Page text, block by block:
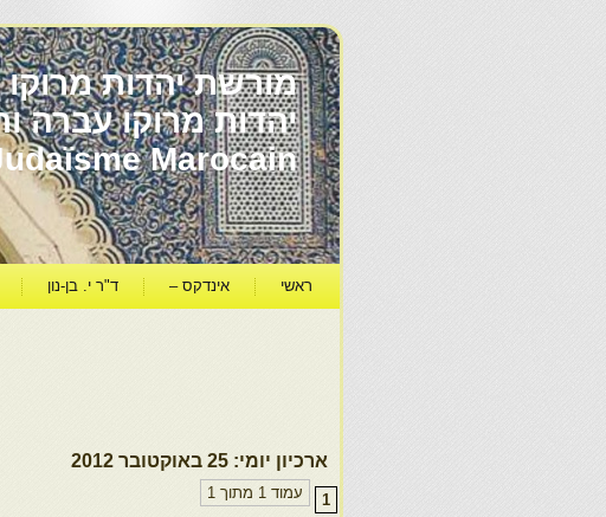
מורשת יהדות מרוקו
Marocain
ראשי אינדקס – ד"ר י. בן-נון
ארכיון יומי: 25 באוקטובר 2012
עמוד 1 מתוך 1 1